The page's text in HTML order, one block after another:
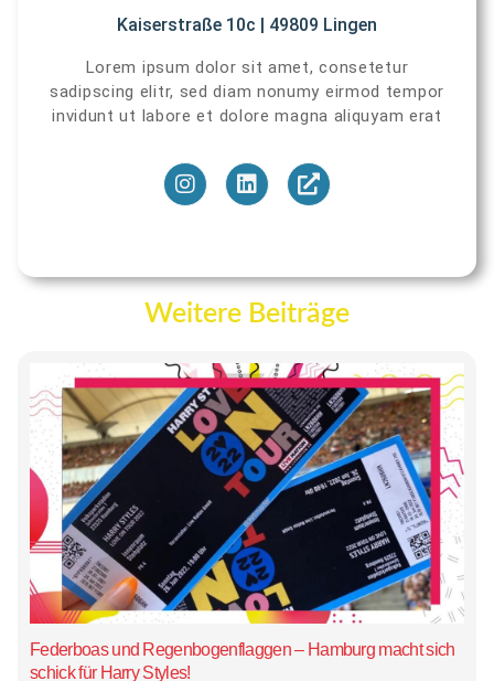
Kaiserstraße 10c | 49809 Lingen
Lorem ipsum dolor sit amet, consetetur
sadipscing elitr, sed diam nonumy eirmod tempor
invidunt ut labore et dolore magna aliquyam erat
Weitere Beiträge
Federboas und Regenbogenflaggen – Hamburg macht sich
schick für Harry Styles!